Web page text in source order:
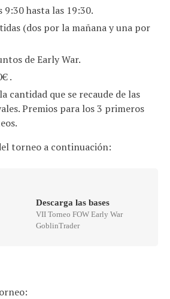
9:30 hasta las 19:30.
(dos por la mañana y una por
de Early War.
.
cantidad que se recaude de las
Premios para los 3 primeros
torneo a continuación:
Descarga las bases
VII Torneo FOW Early War
GoblinTrader